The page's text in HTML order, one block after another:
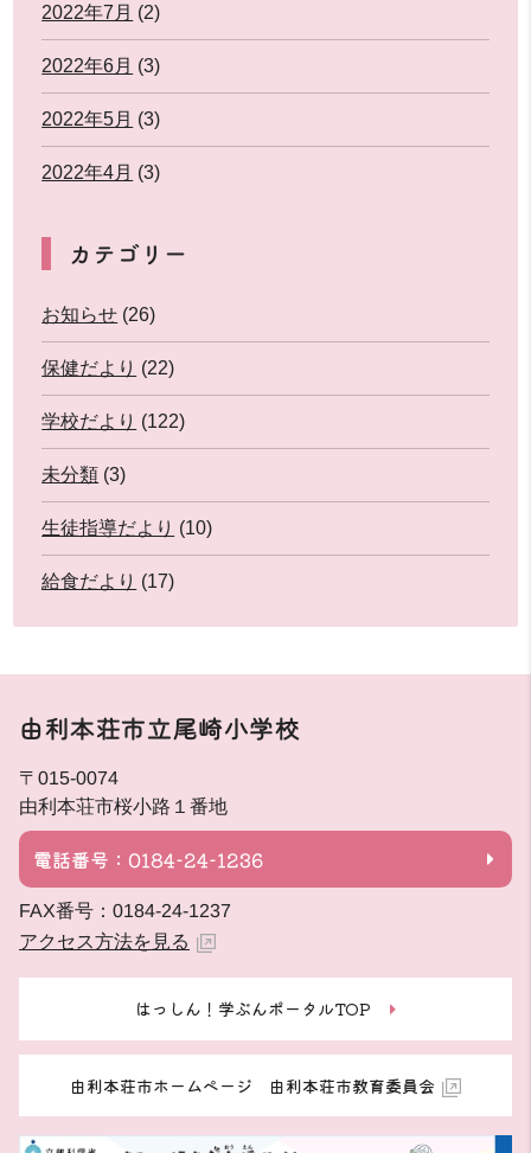
2022年7月 (2)
2022年6月 (3)
2022年5月 (3)
2022年4月 (3)
カテゴリー
お知らせ (26)
保健だより (22)
学校だより (122)
未分類 (3)
生徒指導だより (10)
給食だより (17)
由利本荘市立尾崎小学校
〒015-0074
由利本荘市桜小路１番地
電話番号：0184-24-1236
FAX番号：0184-24-1237
アクセス方法を見る
はっしん！学ぶんポータルTOP
由利本荘市ホームページ 由利本荘市教育委員会